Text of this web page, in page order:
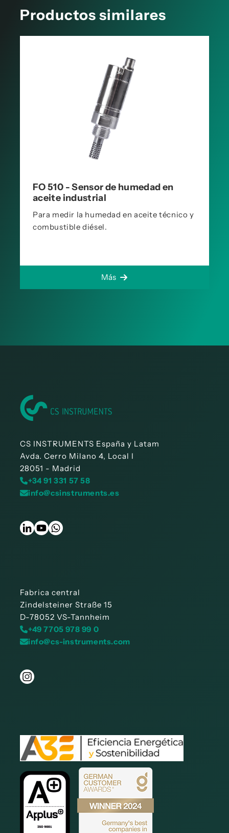
Productos similares
FO 510 - Sensor de humedad en
aceite industrial
Para medir la humedad en aceite técnico y
combustible diésel.
Más
CS INSTRUMENTS España y Latam
Avda. Cerro Milano 4, Local I
28051 - Madrid
+34 91 331 57 58
info@csinstruments.es
Fabrica central
Zindelsteiner Straße 15
D-78052 VS-Tannheim
+49 7705 978 99 0
info@cs-instruments.com